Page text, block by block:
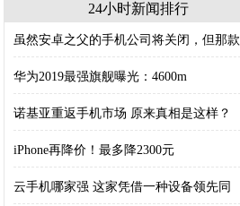
24小时新闻排行
虽然安卓之父的手机公司将关闭，但那款
华为2019最强旗舰曝光：4600m
诺基亚重返手机市场 原来真相是这样？
iPhone再降价！最多降2300元
云手机哪家强 这家凭借一种设备领先同